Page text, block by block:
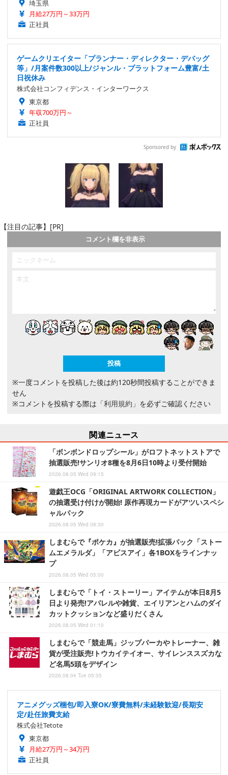
埼玉県
月給27万円～33万円
正社員
ゲームクリエイター「プランナー・ディレクター・デバッグ
等」/月案件数300以上/ジャンル・プラットフォーム豊富/土
日祝休み
株式会社コンフィデンス・インターワークス
東京都
年収700万円～
正社員
Sponsored by
【注目の記事】[PR]
コメント欄を非表示
※一度コメントを投稿した後は約120秒間投稿することができま
せん
※コメントを投稿する際は 「利用規約」 を必ずご確認ください
関連ニュース
「ボンボンドロップシール」がロフトネットストアで
抽選販売!サンリオ8種を8月6日10時より受付開始
2026.08.05 Wed 09:15
遊戯王OCG「ORIGINAL ARTWORK COLLECTION」
の抽選受け付けが開始! 原作再現カードがアツいスペシ
ャルパック
2026.08.05 Wed 08:30
しまむらで『ポケカ』が抽選販売!拡張パック「ストー
ムエメラルダ」「アビスアイ」各1BOXをラインナッ
プ
2026.08.05 Wed 05:00
しまむらで「トイ・ストーリー」アイテムが本日8月5
日より発売!アパレルや雑貨、エイリアンとハムのダイ
カットクッションなど盛りだくさん
2026.08.05 Wed 01:10
しまむらで「競走馬」ジップパーカやトレーナー、雑
貨が受注販売!トウカイテイオー、サイレンススズカな
ど名馬5頭をデザイン
2026.08.04 Tue 05:35
アニメグッズ梱包/即入寮OK/寮費無料/未経験歓迎/長期安
定/赴任旅費支給
株式会社Tetote
東京都
月給27万円～34万円
正社員